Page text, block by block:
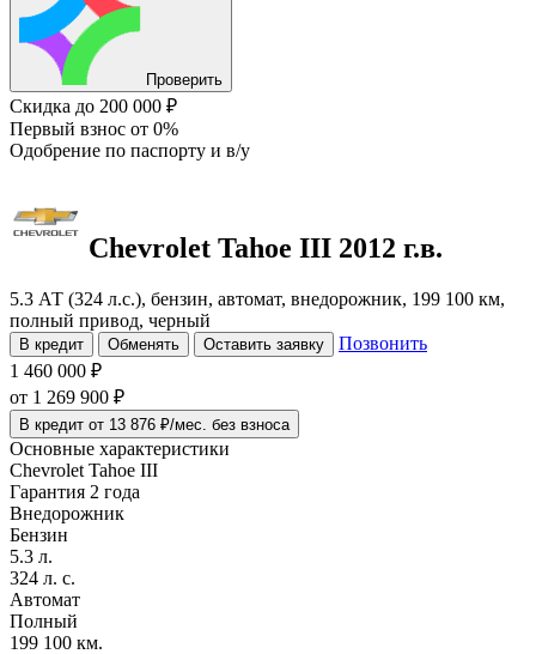
Проверить
Скидка до 200 000 ₽
Первый взнос от 0%
Одобрение по паспорту и в/у
Chevrolet Tahoe III 2012 г.в.
5.3 АТ (324 л.с.), бензин, автомат, внедорожник, 199 100 км,
полный привод, черный
В кредит Обменять Оставить заявку
Позвонить
1 460 000 ₽
от 1 269 900 ₽
В кредит от 13 876 ₽/мес. без взноса
Основные характеристики
Chevrolet Tahoe III
Гарантия 2 года
Внедорожник
Бензин
5.3 л.
324 л. с.
Автомат
Полный
199 100 км.